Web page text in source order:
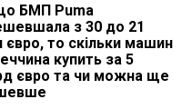
БМП Puma
з 30 до 21
євро, то скільки машин
купить за 5
євро та чи можна ще